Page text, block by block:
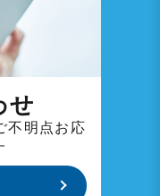
せ
不明点お応